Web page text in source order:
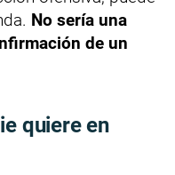
No sería una
de un
quiere en